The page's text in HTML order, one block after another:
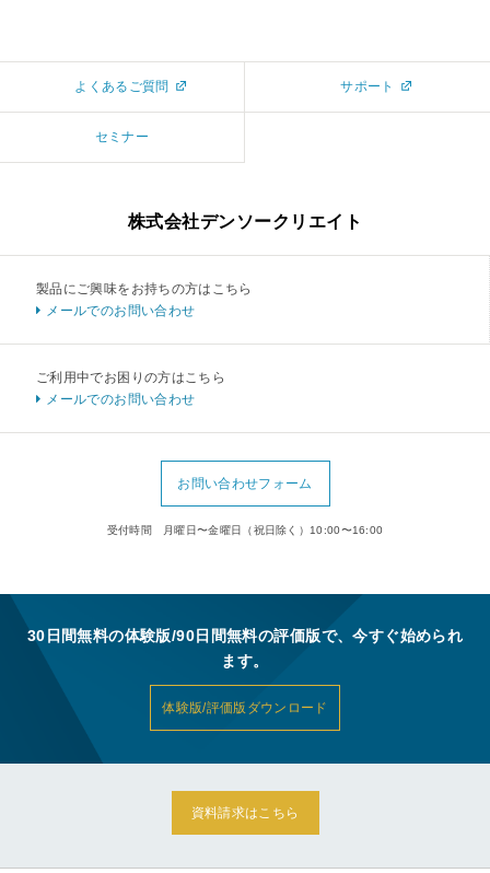
よくあるご質問 サポート
セミナー
株式会社デンソークリエイト
製品にご興味をお持ちの方はこちら
メールでのお問い合わせ
ご利用中でお困りの方はこちら
メールでのお問い合わせ
お問い合わせフォーム
受付時間 月曜日〜金曜日（祝日除く）10:00〜16:00
30日間無料の体験版/90日間無料の評価版で、今すぐ始められ
ます。
体験版/評価版ダウンロード
資料請求はこちら